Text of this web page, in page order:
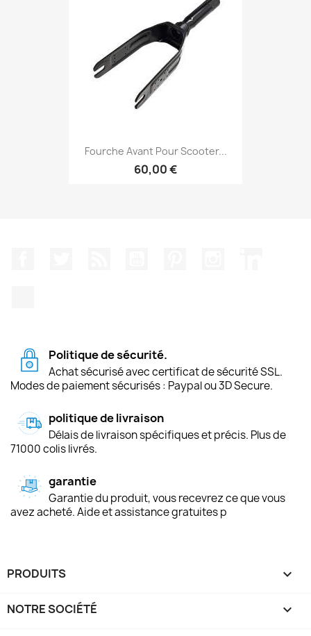
Fourche Avant Pour Scooter...
60,00 €
Politique de sécurité.
Achat sécurisé avec certificat de sécurité SSL.
Modes de paiement sécurisés : Paypal ou 3D Secure.
politique de livraison
Délais de livraison spécifiques et précis. Plus de
71000 colis livrés.
garantie
Garantie du produit, vous recevrez ce que vous
avez acheté. Aide et assistance gratuites p
PRODUITS 
NOTRE SOCIÉTÉ 